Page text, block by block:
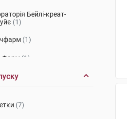
Бейлі-креат-
(1)
(1)
Фарм (1)
Авентіс
(7)